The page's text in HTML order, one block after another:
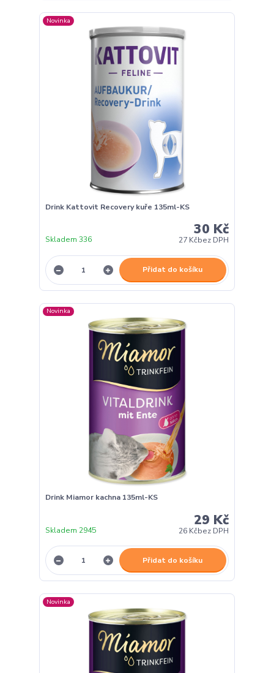
Novinka
Drink Kattovit Recovery kuře 135ml-KS
30 Kč
27 Kčbez DPH
Skladem 336
Přidat do košíku
Novinka
Drink Miamor kachna 135ml-KS
29 Kč
26 Kčbez DPH
Skladem 2945
Přidat do košíku
Novinka